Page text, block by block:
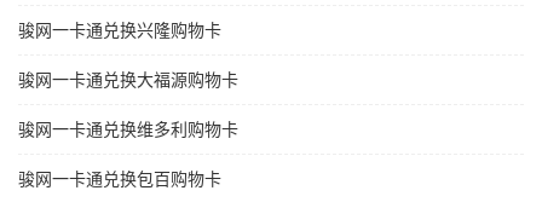
骏网一卡通兑换兴隆购物卡
骏网一卡通兑换大福源购物卡
骏网一卡通兑换维多利购物卡
骏网一卡通兑换包百购物卡